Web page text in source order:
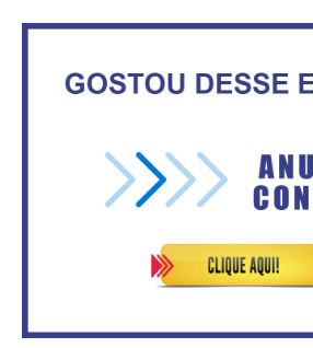
Circulação de ar no túnel será
Secretaria da Fazenda abre 120
vagas no Distrito Federal